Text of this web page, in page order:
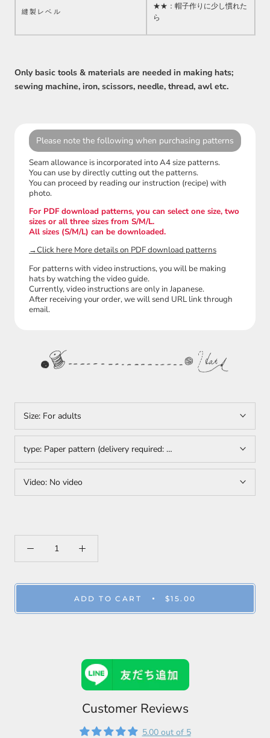
縫製レベル
★★：帽子作りに少し慣れた
ら
Only basic tools & materials are needed in making hats;
sewing machine, iron, scissors, needle, thread, awl etc.
Please note the following when purchasing patterns
Seam allowance is incorporated into A4 size patterns.
You can use by directly cutting out the patterns.
You can proceed by reading our instruction (recipe) with
photo.
For PDF download patterns, you can select one size, two
sizes or all three sizes from S/M/L.
All sizes (S/M/L) can be downloaded.
→Click here More details on PDF download patterns
For patterns with video instructions, you will be making
hats by watching the video guide.
Currently, video instructions are only in Japanese.
After receiving your order, we will send URL link through
email.
Size: For adults
type: Paper pattern (delivery required: Only Japan)
Video: No video
ADD TO CART $15.00
Customer Reviews
5.00 out of 5